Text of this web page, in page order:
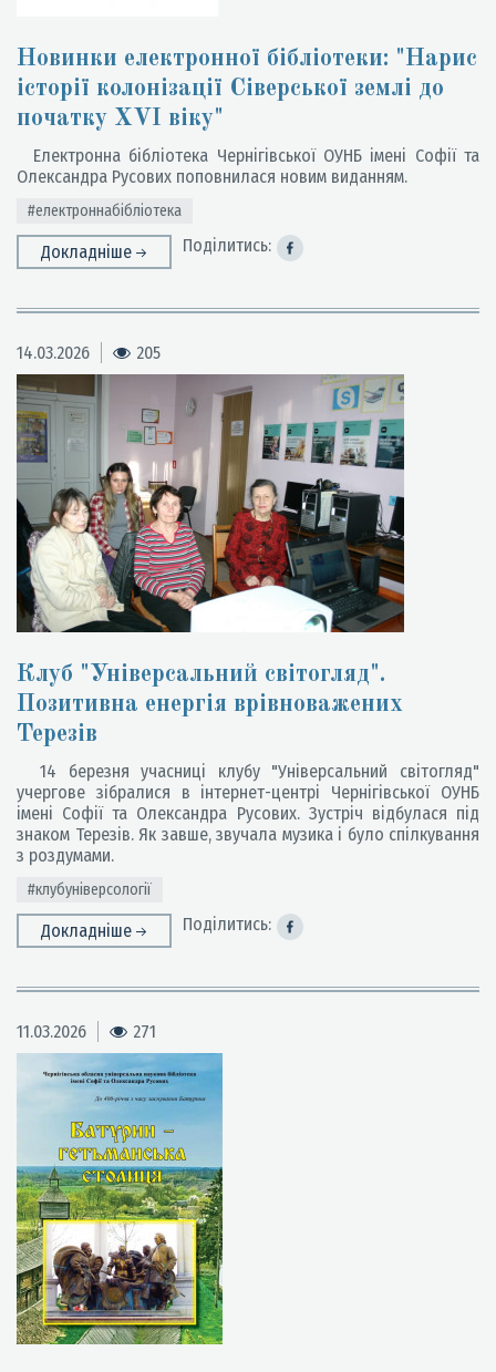
Новинки електронної бібліотеки: "Нарис
історії колонізації Сіверської землі до
початку XVI віку"
Електронна бібліотека Чернігівської ОУНБ імені Софії та
Олександра Русових поповнилася новим виданням.
#електроннабібліотека
Докладніше Поділитись:
14.03.2026 205
Клуб "Універсальний світогляд".
Позитивна енергія врівноважених
Терезів
14 березня учасниці клубу "Універсальний світогляд"
учергове зібралися в інтернет-центрі Чернігівської ОУНБ
імені Софії та Олександра Русових. Зустріч відбулася під
знаком Терезів. Як завше, звучала музика і було спілкування
з роздумами.
#клубуніверсології
Докладніше Поділитись:
11.03.2026 271